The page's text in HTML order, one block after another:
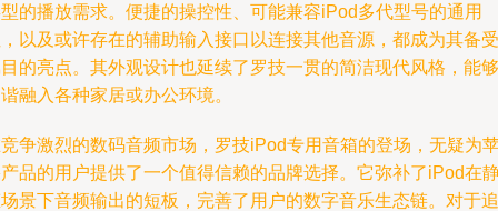
的播放需求。便捷的操控性、可能兼容iPod多代型号的通用
以及或许存在的辅助输入接口以连接其他音源，都成为其备受
的亮点。其外观设计也延续了罗技一贯的简洁现代风格，能够
融入各种家居或办公环境。
争激烈的数码音频市场，罗技iPod专用音箱的登场，无疑为
品的用户提供了一个值得信赖的品牌选择。它弥补了iPod在
景下音频输出的短板，完善了用户的数字音乐生态链。对于追